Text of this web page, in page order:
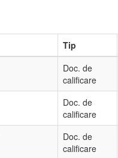
Tip
Doc. de
calificare
Doc. de
calificare
Doc. de
calificare